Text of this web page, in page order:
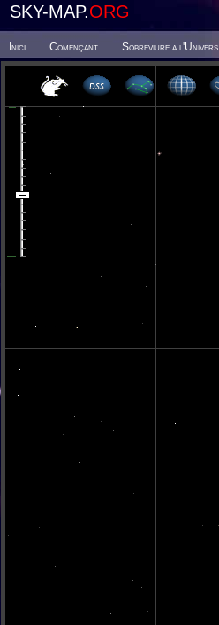
SKY-MAP.ORG
Inici Començant Sobreviure a l'Univers